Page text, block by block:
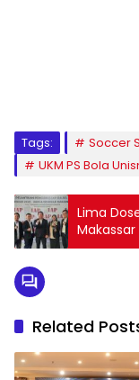
Tags:
Soccer
UKM PS Bola
Lima
Sulsel
Related